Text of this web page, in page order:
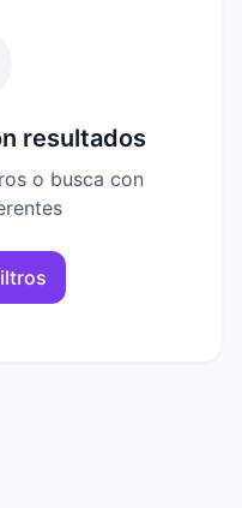
resultados
o busca con